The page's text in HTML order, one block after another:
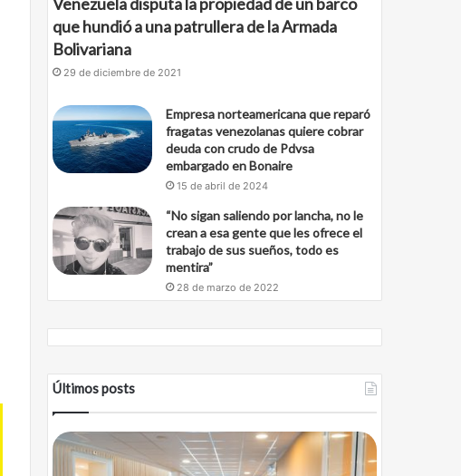
que hundió a una patrullera de la Armada
Bolivariana
29 de diciembre de 2021
Empresa norteamericana que reparó
fragatas venezolanas quiere cobrar
deuda con crudo de Pdvsa
embargado en Bonaire
15 de abril de 2024
“No sigan saliendo por lancha, no le
crean a esa gente que les ofrece el
trabajo de sus sueños, todo es
mentira”
28 de marzo de 2022
Últimos posts